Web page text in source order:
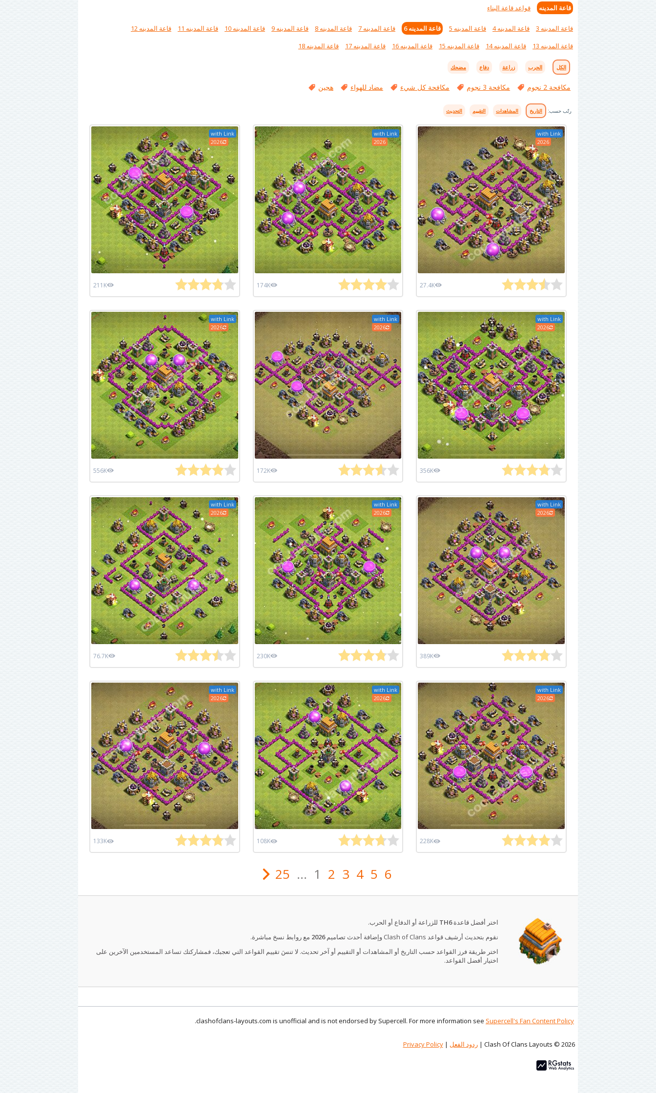
قاعة المدينه قواعد قاعة البناء
قاعة المدينه 3 قاعة المدينه 4 قاعة المدينه 5 قاعة المدينه 6 قاعة المدينه 7 قاعة المدينه 8 قاعة المدينه 9 قاعة المدينه 10 قاعة المدينه 11
قاعة المدينه 12
قاعة المدينه 13
قاعة المدينه 14 قاعة المدينه 15 قاعة المدينه 16 قاعة المدينه 17 قاعة المدينه 18
الكل الحرب زراعة دفاع مضحك
مكافحة 2 نجوم مكافحة 3 نجوم مكافحة كل شيء مضاد للهواء هجين
رتّب حسب: التاريخ المشاهدات التقييم التحديث
with Link
2026
27.4K
with Link
2026
174K
with Link
2026
211K
with Link
2026
356K
with Link
2026
172K
with Link
2026
556K
with Link
2026
389K
with Link
2026
230K
with Link
2026
76.7K
with Link
2026
228K
with Link
2026
108K
with Link
2026
133K
1 2 3 4 5 6
...
25
اختر أفضل قاعدةTH6 للزراعة أو الدفاع أو الحرب.
نقوم بتحديث أرشيف قواعد Clash of Clans وإضافة أحدث تصاميم
2026 مع روابط نسخ مباشرة.
اختر طريقة فرز القواعد حسب التاريخ أو المشاهدات أو التقييم أو آخر تحديث. لا تنسَ تقييم القواعد التي تعجبك، فمشاركتك تساعد المستخدمين الآخرين على
اختيار أفضل القواعد.
clashofclans-layouts.com is unofficial and is not endorsed by Supercell. For more information see Supercell's Fan Content Policy
.
Clash Of Clans Layouts © 2026 | ردود الفعل |
Privacy Policy